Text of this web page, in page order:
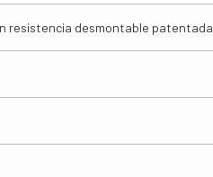
resistencia desmontable patentada